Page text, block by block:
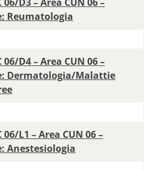
Reumatologia
06/D4 – Area CUN 06 –
Dermatologia/Malattie
06/L1 – Area CUN 06 –
Anestesiologia